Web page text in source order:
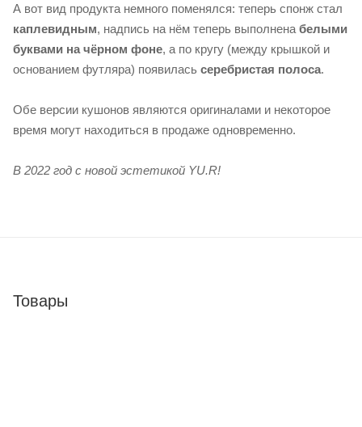
А вот вид продукта немного поменялся: теперь спонж стал
каплевидным, надпись на нём теперь выполнена белыми
буквами на чёрном фоне, а по кругу (между крышкой и
основанием футляра) появилась серебристая полоса.
Обе версии кушонов являются оригиналами и некоторое
время могут находиться в продаже одновременно.
В 2022 год с новой эстетикой YU.R!
Товары